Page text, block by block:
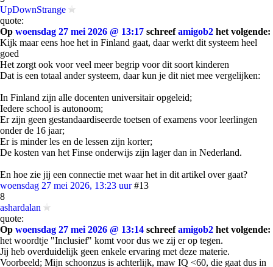
UpDownStrange
quote:
Op woensdag 27 mei 2026 @ 13:17 schreefamigob2 het volgende:
Kijk maar eens hoe het in Finland gaat, daar werkt dit systeem heel
goed
Het zorgt ook voor veel meer begrip voor dit soort kinderen
Dat is een totaal ander systeem, daar kun je dit niet mee vergelijken:
In Finland zijn alle docenten universitair opgeleid;
Iedere school is autonoom;
Er zijn geen gestandaardiseerde toetsen of examens voor leerlingen
onder de 16 jaar;
Er is minder les en de lessen zijn korter;
De kosten van het Finse onderwijs zijn lager dan in Nederland.
En hoe zie jij een connectie met waar het in dit artikel over gaat?
woensdag 27 mei 2026, 13:23 uur #13
8
ashardalan
quote:
Op woensdag 27 mei 2026 @ 13:14 schreefamigob2 het volgende:
het woordtje "Inclusief" komt voor dus we zij er op tegen.
Jij heb overduidelijk geen enkele ervaring met deze materie.
Voorbeeld; Mijn schoonzus is achterlijk, maw IQ <60, die gaat dus in